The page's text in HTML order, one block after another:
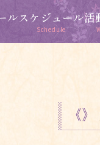
ルスケジュール
Schedule
活
《